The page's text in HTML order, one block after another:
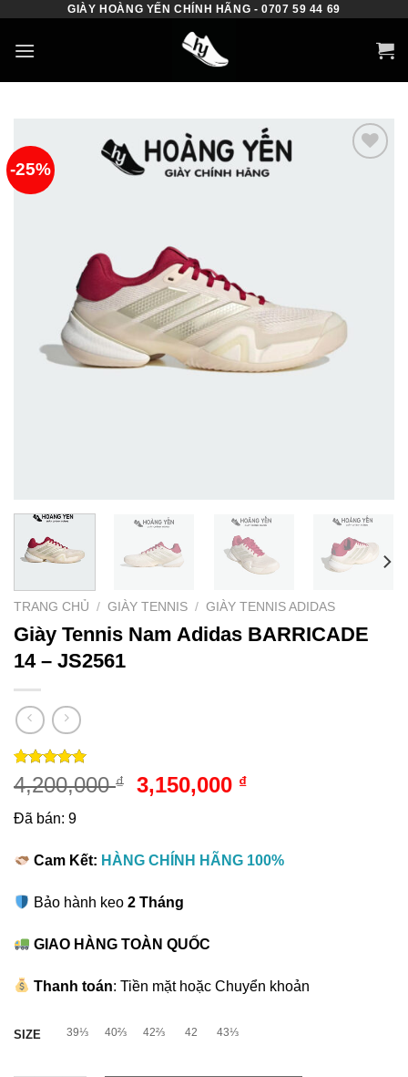
content
GIÀY HOÀNG YẾN CHÍNH HÃNG - 0707 59 44 69
-25%
TRANG CHỦ / GIÀY TENNIS / GIÀY TENNIS ADIDAS
Giày Tennis Nam Adidas BARRICADE
14 – JS2561
5.00trên 5
dựa trên
2
4,200,000₫
Giá
4,200,000 ₫.
3,150,000 ₫Giá
là:
3,150,000 ₫.
Đã bán: 9
Cam Kết: HÀNG CHÍNH HÃNG 100%
Bảo hành keo 2 Tháng
GIAO HÀNG TOÀN QUỐC
Thanh toán: Tiền mặt hoặc Chuyển khoản
SIZE 39⅓ 40⅔ 42⅔ 42 43⅓